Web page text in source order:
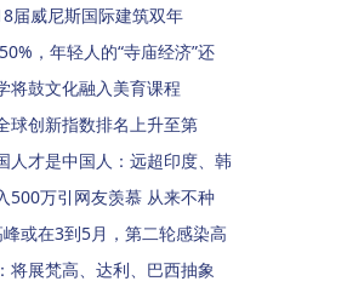
届威尼斯国际建筑双年
，年轻人的“寺庙经济”还
将鼓文化融入美育课程
球创新指数排名上升至第
人才是中国人：远超印度、韩
500万引网友羡慕 从来不种
或在3到5月，第二轮感染高
将展梵高、达利、巴西抽象